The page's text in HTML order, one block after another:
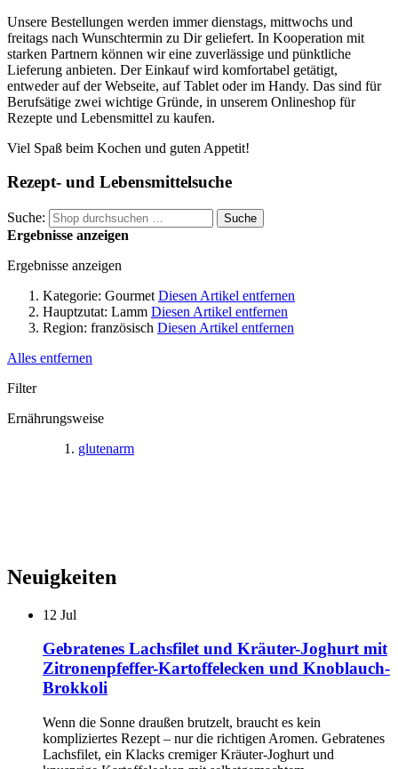
Unsere Bestellungen werden immer dienstags, mittwochs und
freitags nach Wunschtermin zu Dir geliefert. In Kooperation mit
starken Partnern können wir eine zuverlässige und pünktliche
Lieferung anbieten. Der Einkauf wird komfortabel getätigt,
entweder auf der Webseite, auf Tablet oder im Handy. Das sind für
Berufsätige zwei wichtige Gründe, in unserem Onlineshop für
Rezepte und Lebensmittel zu kaufen.
Viel Spaß beim Kochen und guten Appetit!
Rezept- und Lebensmittelsuche
Suche: Suche
Ergebnisse anzeigen
Ergebnisse anzeigen
Kategorie: Gourmet Diesen Artikel entfernen
Hauptzutat: Lamm Diesen Artikel entfernen
Region: französisch Diesen Artikel entfernen
Alles entfernen
Filter
Ernährungsweise
glutenarm
Neuigkeiten
12 Jul
Gebratenes Lachsfilet und Kräuter-Joghurt mit
Zitronenpfeffer-Kartoffelecken und Knoblauch-
Brokkoli
Wenn die Sonne draußen brutzelt, braucht es kein
kompliziertes Rezept – nur die richtigen Aromen. Gebratenes
Lachsfilet, ein Klacks cremiger Kräuter-Joghurt und